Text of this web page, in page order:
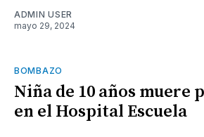
ADMIN USER
mayo 29, 2024
BOMBAZO
Niña de 10 años muere
en el Hospital Escuela